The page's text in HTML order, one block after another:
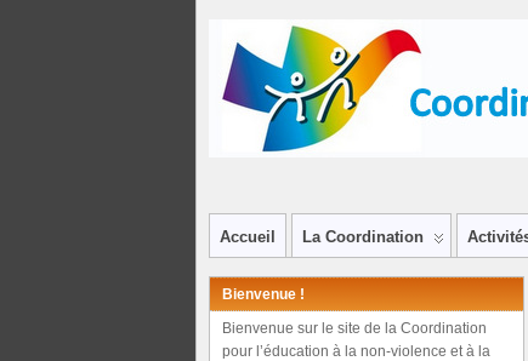
Accueil La Coordination
Bienvenue !
Bienvenue sur le site de la Coordination
pour l’éducation à la non-violence et à la